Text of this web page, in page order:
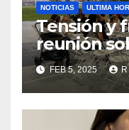
NOTICIAS ULTIMA
Tensión y
reunión
Reparto
FEB 5, 2025